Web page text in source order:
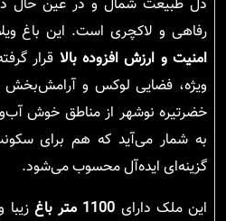
دل طبیعت شمال و در عین حال در
رفاهی و لاکچری است. این باغ
امنیت و ارزش افزوده بالا قرار
ویژه، فضایی لوکس و آرامش‌بخش
خضرتیره نوشهر از مناطق خوش
به شمار می‌آید که هم برای
گزینه‌ای ایده‌آل محسوب می‌شود.
این ملک دارای 1100 متر باغ